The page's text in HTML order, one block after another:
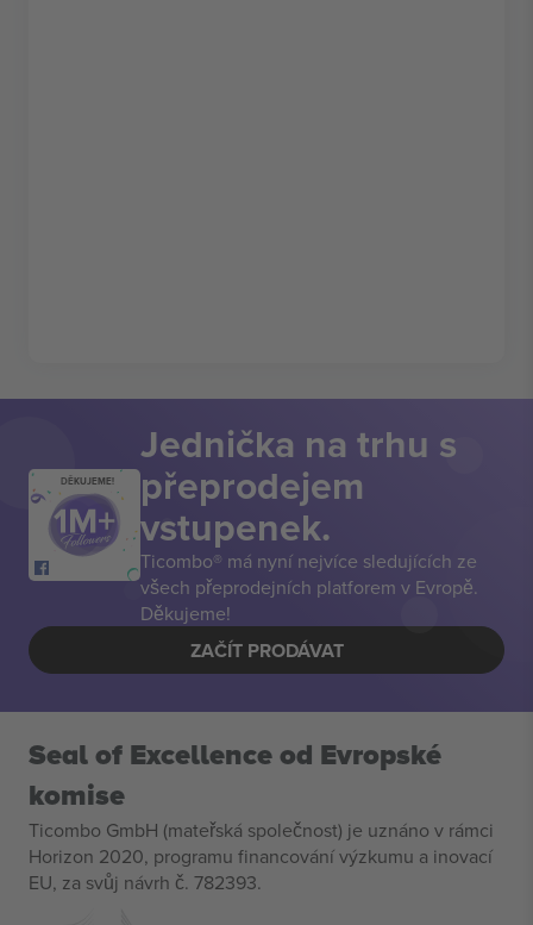
DĚKUJEME!
Jednička na trhu s
přeprodejem
vstupenek.
Ticombo® má nyní nejvíce sledujících ze
všech přeprodejních platforem v Evropě.
Děkujeme!
ZAČÍT PRODÁVAT
Seal of Excellence od Evropské
komise
Ticombo GmbH (mateřská společnost) je uznáno v rámci
Horizon 2020, programu financování výzkumu a inovací
EU, za svůj návrh č. 782393.